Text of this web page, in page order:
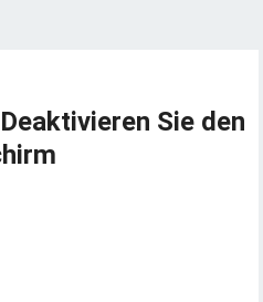
Sie den